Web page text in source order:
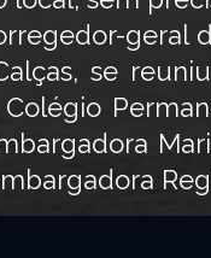
geral
se